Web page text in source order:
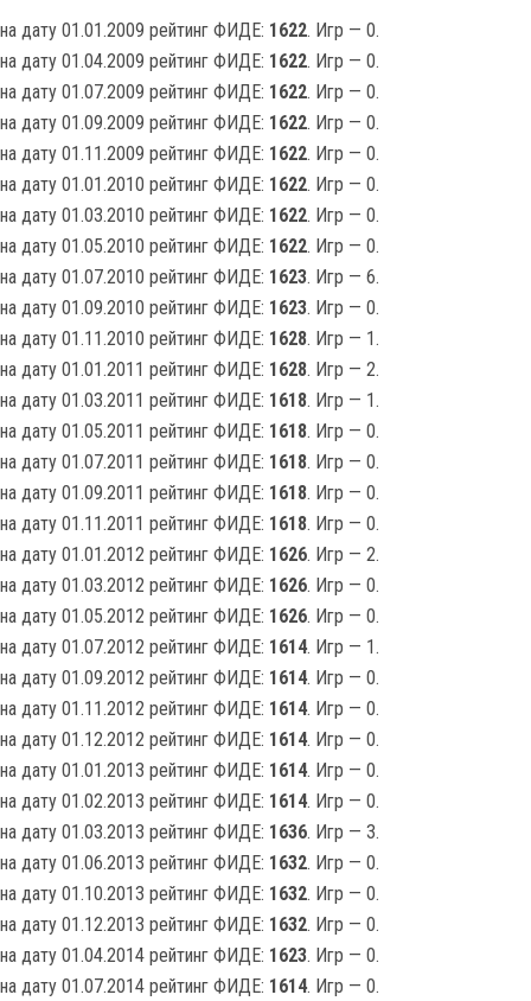
на дату 01.01.2009 рейтинг ФИДЕ: 1622. Игр — 0.
на дату 01.04.2009 рейтинг ФИДЕ: 1622. Игр — 0.
на дату 01.07.2009 рейтинг ФИДЕ: 1622. Игр — 0.
на дату 01.09.2009 рейтинг ФИДЕ: 1622. Игр — 0.
на дату 01.11.2009 рейтинг ФИДЕ: 1622. Игр — 0.
на дату 01.01.2010 рейтинг ФИДЕ: 1622. Игр — 0.
на дату 01.03.2010 рейтинг ФИДЕ: 1622. Игр — 0.
на дату 01.05.2010 рейтинг ФИДЕ: 1622. Игр — 0.
на дату 01.07.2010 рейтинг ФИДЕ: 1623. Игр — 6.
на дату 01.09.2010 рейтинг ФИДЕ: 1623. Игр — 0.
на дату 01.11.2010 рейтинг ФИДЕ: 1628. Игр — 1.
на дату 01.01.2011 рейтинг ФИДЕ: 1628. Игр — 2.
на дату 01.03.2011 рейтинг ФИДЕ: 1618. Игр — 1.
на дату 01.05.2011 рейтинг ФИДЕ: 1618. Игр — 0.
на дату 01.07.2011 рейтинг ФИДЕ: 1618. Игр — 0.
на дату 01.09.2011 рейтинг ФИДЕ: 1618. Игр — 0.
на дату 01.11.2011 рейтинг ФИДЕ: 1618. Игр — 0.
на дату 01.01.2012 рейтинг ФИДЕ: 1626. Игр — 2.
на дату 01.03.2012 рейтинг ФИДЕ: 1626. Игр — 0.
на дату 01.05.2012 рейтинг ФИДЕ: 1626. Игр — 0.
на дату 01.07.2012 рейтинг ФИДЕ: 1614. Игр — 1.
на дату 01.09.2012 рейтинг ФИДЕ: 1614. Игр — 0.
на дату 01.11.2012 рейтинг ФИДЕ: 1614. Игр — 0.
на дату 01.12.2012 рейтинг ФИДЕ: 1614. Игр — 0.
на дату 01.01.2013 рейтинг ФИДЕ: 1614. Игр — 0.
на дату 01.02.2013 рейтинг ФИДЕ: 1614. Игр — 0.
на дату 01.03.2013 рейтинг ФИДЕ: 1636. Игр — 3.
на дату 01.06.2013 рейтинг ФИДЕ: 1632. Игр — 0.
на дату 01.10.2013 рейтинг ФИДЕ: 1632. Игр — 0.
на дату 01.12.2013 рейтинг ФИДЕ: 1632. Игр — 0.
на дату 01.04.2014 рейтинг ФИДЕ: 1623. Игр — 0.
на дату 01.07.2014 рейтинг ФИДЕ: 1614. Игр — 0.